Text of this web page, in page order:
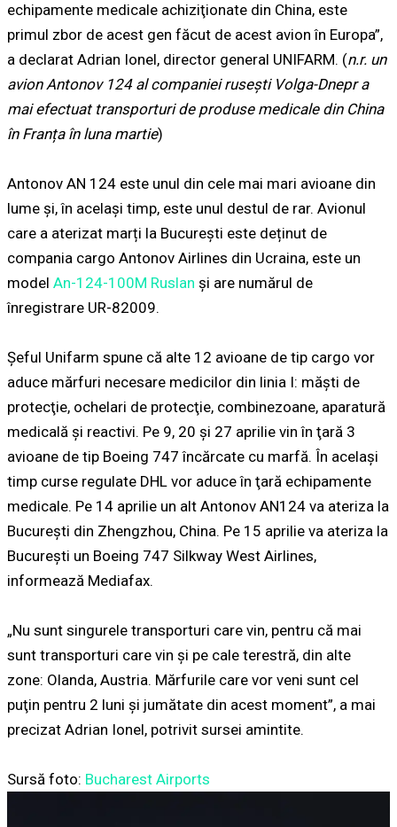
echipamente medicale achiziţionate din China, este
primul zbor de acest gen făcut de acest avion în Europa”,
a declarat Adrian Ionel, director general UNIFARM. (n.r. un
avion Antonov 124 al companiei rusești Volga-Dnepr a
mai efectuat transporturi de produse medicale din China
în Franța în luna martie)
Antonov AN 124 este unul din cele mai mari avioane din
lume și, în același timp, este unul destul de rar. Avionul
care a aterizat marți la București este deținut de
compania cargo Antonov Airlines din Ucraina, este un
model An-124-100M Ruslan și are numărul de
înregistrare UR-82009.
Şeful Unifarm spune că alte 12 avioane de tip cargo vor
aduce mărfuri necesare medicilor din linia I: măşti de
protecţie, ochelari de protecţie, combinezoane, aparatură
medicală şi reactivi. Pe 9, 20 şi 27 aprilie vin în ţară 3
avioane de tip Boeing 747 încărcate cu marfă. În același
timp curse regulate DHL vor aduce în ţară echipamente
medicale. Pe 14 aprilie un alt Antonov AN124 va ateriza la
Bucureşti din Zhengzhou, China. Pe 15 aprilie va ateriza la
București un Boeing 747 Silkway West Airlines,
informează Mediafax.
„Nu sunt singurele transporturi care vin, pentru că mai
sunt transporturi care vin şi pe cale terestră, din alte
zone: Olanda, Austria. Mărfurile care vor veni sunt cel
puţin pentru 2 luni şi jumătate din acest moment”, a mai
precizat Adrian Ionel, potrivit sursei amintite.
Sursă foto: Bucharest Airports